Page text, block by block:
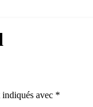
avec *